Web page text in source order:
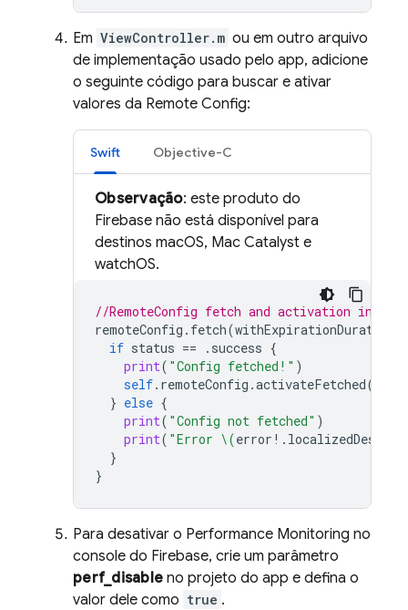
Em ViewController.m ou em outro arquivo
de implementação usado pelo app, adicione
o seguinte código para buscar e ativar
valores da Remote Config:
Swift Objective-C
Observação: este produto do
Firebase não está disponível para
destinos macOS, Mac Catalyst e
watchOS.
//RemoteConfig fetch and activation in
remoteConfig . fetch(withExpirationDuration
if status == . success {
print( "Config fetched!" )
self. remoteConfig .activateFetched()
} else {
print( "Config not fetched" )
print( "Error \(error !.
}
}
Para desativar o Performance Monitoring no
console do Firebase, crie um parâmetro
perf_disable no projeto do app e defina o
valor dele como true .